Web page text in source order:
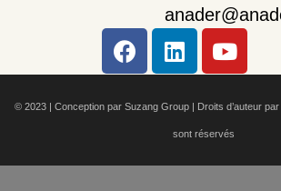
© 2023 | Conception par Suzang Group | Droits d’auteur par
sont réservés
Copyright 2022 - Company - All rights
by WordPress.